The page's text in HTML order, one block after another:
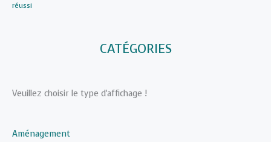
réussi
CATÉGORIES
Veuillez choisir le type d'affichage !
Aménagement